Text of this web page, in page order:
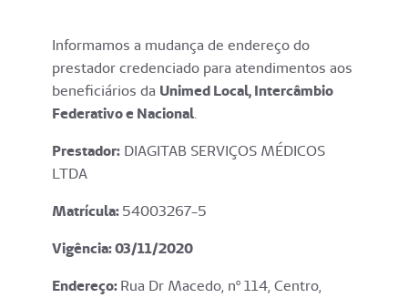
Informamos a mudança de endereço do
prestador credenciado para atendimentos aos
beneficiários da Unimed Local, Intercâmbio
Federativo e Nacional.
Prestador: DIAGITAB SERVIÇOS MÉDICOS
LTDA
Matrícula:54003267-5
Vigência: 03/11/2020
Endereço:Rua Dr Macedo, nº 114, Centro,